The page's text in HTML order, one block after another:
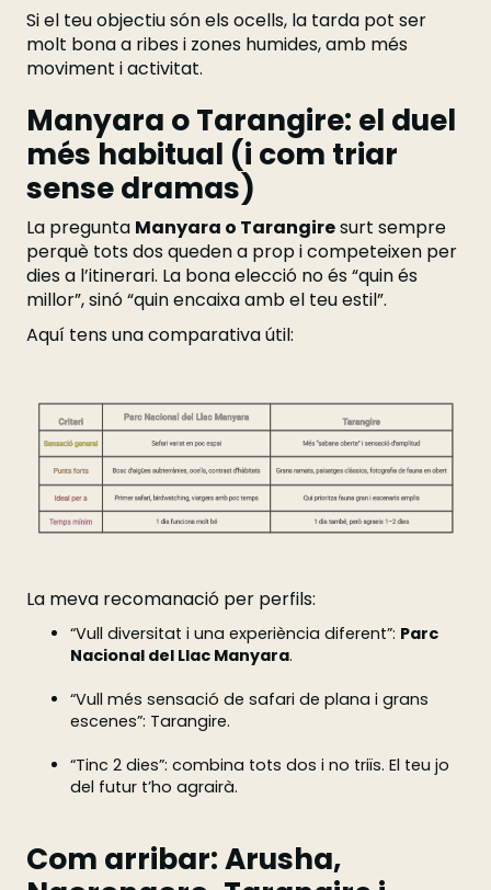
Si el teu objectiu són els ocells, la tarda pot ser
molt bona a ribes i zones humides, amb més
moviment i activitat.
Manyara o Tarangire: el duel
més habitual (i com triar
sense dramas)
La pregunta Manyara o Tarangiresurt sempre
perquè tots dos queden a prop i competeixen per
dies a l’itinerari. La bona elecció no és “quin és
millor”, sinó “quin encaixa amb el teu estil”.
Aquí tens una comparativa útil:
La meva recomanació per perfils:
“Vull diversitat i una experiència diferent”: Parc
Nacional del Llac Manyara.
“Vull més sensació de safari de plana i grans
escenes”: Tarangire.
“Tinc 2 dies”: combina tots dos i no triïs. El teu jo
del futur t’ho agrairà.
Com arribar: Arusha,